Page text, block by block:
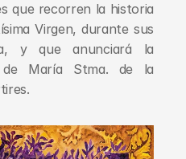
que recorren la historia
Virgen, durante sus
y que anunciará la
de María Stma. de la